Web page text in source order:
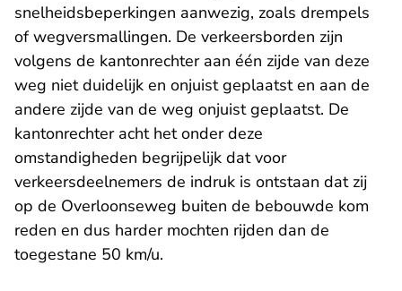
snelheidsbeperkingen aanwezig, zoals drempels
of wegversmallingen. De verkeersborden zijn
volgens de kantonrechter aan één zijde van deze
weg niet duidelijk en onjuist geplaatst en aan de
andere zijde van de weg onjuist geplaatst. De
kantonrechter acht het onder deze
omstandigheden begrijpelijk dat voor
verkeersdeelnemers de indruk is ontstaan dat zij
op de Overloonseweg buiten de bebouwde kom
reden en dus harder mochten rijden dan de
toegestane 50 km/u.